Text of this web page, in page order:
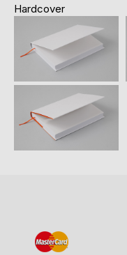
Hardcover